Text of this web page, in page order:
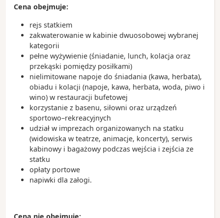
Cena obejmuje:
rejs statkiem
zakwaterowanie w kabinie dwuosobowej wybranej
kategorii
pełne wyżywienie (śniadanie, lunch, kolacja oraz
przekąski pomiędzy posiłkami)
nielimitowane napoje do śniadania (kawa, herbata),
obiadu i kolacji (napoje, kawa, herbata, woda, piwo i
wino) w restauracji bufetowej
korzystanie z basenu, siłowni oraz urządzeń
sportowo–rekreacyjnych
udział w imprezach organizowanych na statku
(widowiska w teatrze, animacje, koncerty), serwis
kabinowy i bagażowy podczas wejścia i zejścia ze
statku
opłaty portowe
napiwki dla załogi.